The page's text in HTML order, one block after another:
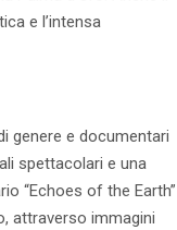
e l’intensa
genere e documentari
spettacolari e una
“Echoes of the Earth”
attraverso immagini